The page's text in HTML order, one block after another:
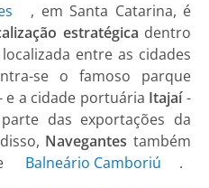
, em Santa Catarina, é
estratégica dentro
entre as cidades
se o famoso parque
e a cidade portuária Itajaí-
das exportações da
Navegantes também
Balneário Camboriú
.